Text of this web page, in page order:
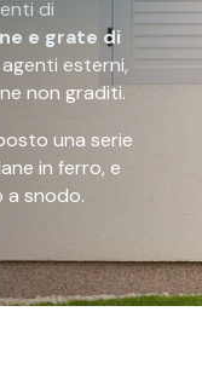
di
e grate di
esterni,
non graditi.
una serie
in ferro, e
a snodo.